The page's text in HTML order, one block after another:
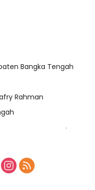
Bangka Tengah
Rahman